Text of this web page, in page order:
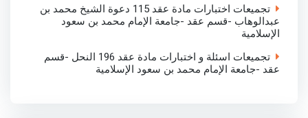
تجميعات اختبارات مادة عقد 115 دعوة الشيخ محمد بن
عبدالوهاب -قسم عقد -جامعة الإمام محمد بن سعود
الإسلامية
تجميعات اسئلة و اختبارات مادة عقد 196 النحل -قسم
عقد -جامعة الإمام محمد بن سعود الإسلامية